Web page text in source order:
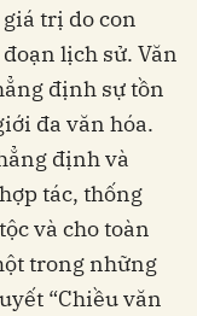
trị do con
lịch sử. Văn
định sự tồn
đa văn hóa.
định và
tác, thống
và cho toàn
trong những
“Chiều văn